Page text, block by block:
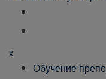
x
Обучение